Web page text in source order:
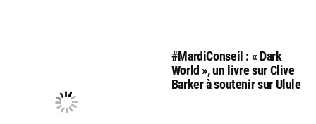
#MardiConseil : « Dark
World », un livre sur Clive
Barker à soutenir sur Ulule